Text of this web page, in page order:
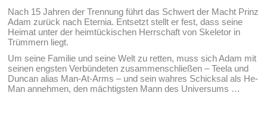
Nach 15 Jahren der Trennung führt das Schwert der Macht Prinz
Adam zurück nach Eternia. Entsetzt stellt er fest, dass seine
Heimat unter der heimtückischen Herrschaft von Skeletor in
Trümmern liegt.
Um seine Familie und seine Welt zu retten, muss sich Adam mit
seinen engsten Verbündeten zusammenschließen – Teela und
Duncan alias Man-At-Arms – und sein wahres Schicksal als He-
Man annehmen, den mächtigsten Mann des Universums …